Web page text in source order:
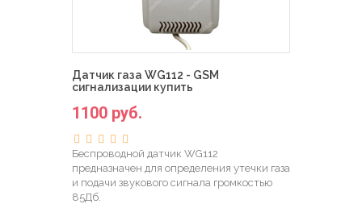
Датчик газа WG112 - GSM
сигнализации купить
1100 руб.
Беспроводной датчик WG112
предназначен для определения утечки газа
и подачи звукового сигнала громкостью
85Дб.